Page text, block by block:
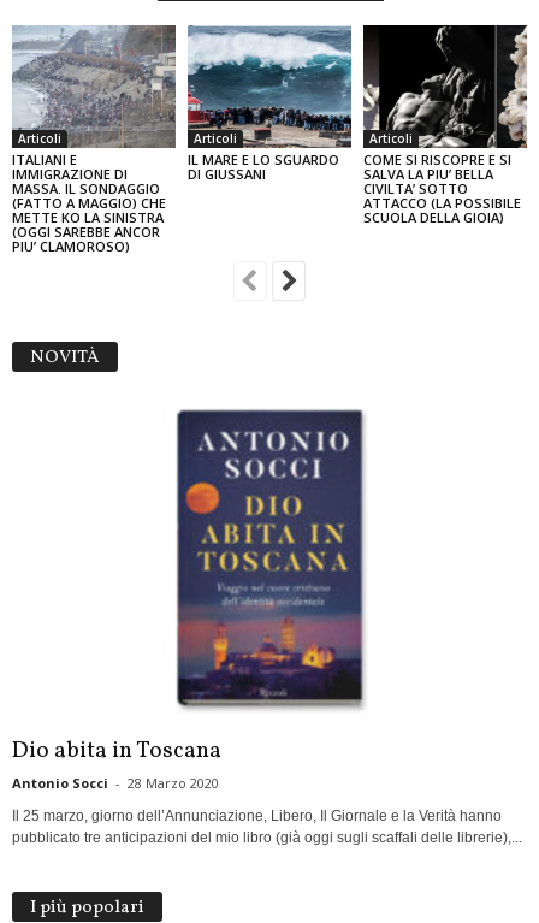
Articoli
ITALIANI E
IMMIGRAZIONE DI
MASSA. IL SONDAGGIO
(FATTO A MAGGIO) CHE
METTE KO LA SINISTRA
(OGGI SAREBBE ANCOR
PIU’ CLAMOROSO)
Articoli
IL MARE E LO SGUARDO
DI GIUSSANI
Articoli
COME SI RISCOPRE E SI
SALVA LA PIU’ BELLA
CIVILTA’ SOTTO
ATTACCO (LA POSSIBILE
SCUOLA DELLA GIOIA)
NOVITÀ
Dio abita in Toscana
Antonio Socci - 28 Marzo 2020
Il 25 marzo, giorno dell’Annunciazione, Libero, Il Giornale e la Verità hanno
pubblicato tre anticipazioni del mio libro (già oggi sugli scaffali delle librerie),...
I più popolari